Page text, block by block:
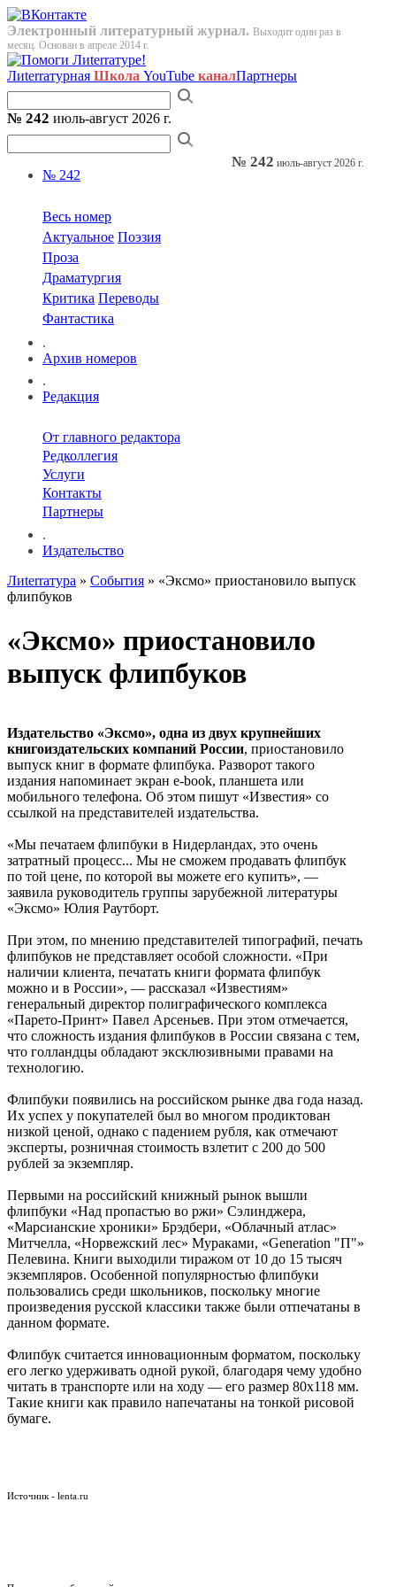
Электронный литературный журнал. Выходит один раз в
месяц. Основан в апреле 2014 г.
Лиterraтурная Школа YouTube каналПартнеры
№ 242 июль-август 2026 г.
№ 242
Весь номер
Актуальное Поэзия
Проза
Драматургия
Критика Переводы
Фантастика
.
Архив номеров
.
Редакция
От главного редактора
Редколлегия
Услуги
Контакты
Партнеры
.
Издательство
№ 242 июль-август 2026 г.
Лиterraтура » События » «Эксмо» приостановило выпуск
флипбуков
«Эксмо» приостановило
выпуск флипбуков
Издательство «Эксмо», одна из двух крупнейших
книгоиздательских компаний России, приостановило
выпуск книг в формате флипбука. Разворот такого
издания напоминает экран e-book, планшета или
мобильного телефона. Об этом пишут «Известия» со
ссылкой на представителей издательства.
«Мы печатаем флипбуки в Нидерландах, это очень
затратный процесс... Мы не сможем продавать флипбук
по той цене, по которой вы можете его купить», —
заявила руководитель группы зарубежной литературы
«Эксмо» Юлия Раутборт.
При этом, по мнению представителей типографий, печать
флипбуков не представляет особой сложности. «При
наличии клиента, печатать книги формата флипбук
можно и в России», — рассказал «Известиям»
генеральный директор полиграфического комплекса
«Парето-Принт» Павел Арсеньев. При этом отмечается,
что сложность издания флипбуков в России связана с тем,
что голландцы обладают эксклюзивными правами на
технологию.
Флипбуки появились на российском рынке два года назад.
Их успех у покупателей был во многом продиктован
низкой ценой, однако с падением рубля, как отмечают
эксперты, розничная стоимость взлетит с 200 до 500
рублей за экземпляр.
Первыми на российский книжный рынок вышли
флипбуки «Над пропастью во ржи» Сэлинджера,
«Марсианские хроники» Брэдбери, «Облачный атлас»
Митчелла, «Норвежский лес» Мураками, «Generation "П"»
Пелевина. Книги выходили тиражом от 10 до 15 тысяч
экземпляров. Особенной популярностью флипбуки
пользовались среди школьников, поскольку многие
произведения русской классики также были отпечатаны в
данном формате.
Флипбук считается инновационным форматом, поскольку
его легко удерживать одной рукой, благодаря чему удобно
читать в транспорте или на ходу — его размер 80х118 мм.
Такие книги как правило напечатаны на тонкой рисовой
бумаге.
Источник - lenta.ru